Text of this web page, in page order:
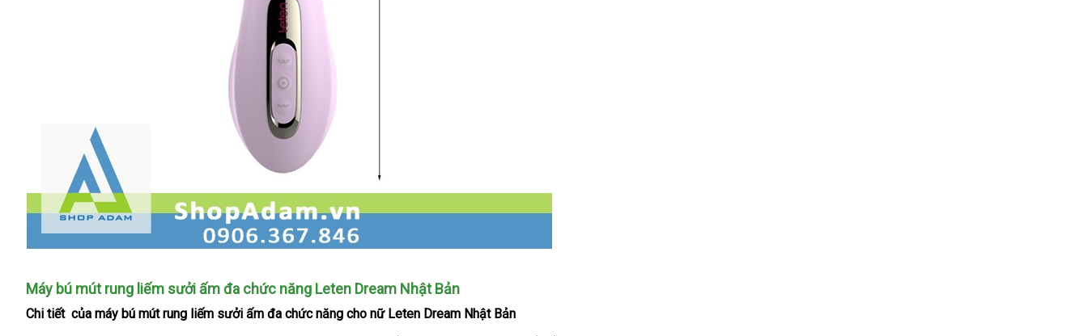
Máy bú mút rung liếm sưởi ấm đa chức năng Leten Dream Nhật Bản
Chi tiết chợ
của máy bú mút rung liếm sưởi ấm đa chức năng cho nữ Leten Dream Nhật Bản